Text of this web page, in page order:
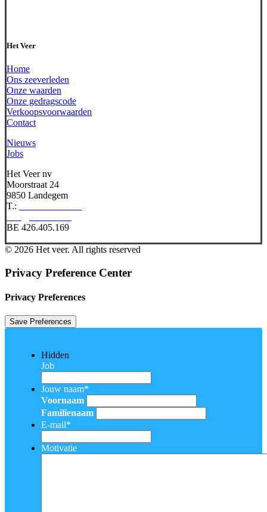
Het Veer
Home
Ons zeeverleden
Onze waarden
Onze gedragscode
Verkoopsvoorwaarden
Contact
Nieuws
Jobs
Het Veer nv
Moorstraat 24
9850 Landegem
T.:
BE 426.405.169
© 2026 Het veer. All rights reserved
Privacy Preference Center
Privacy Preferences
Hidden
Job
Jouw naam*
Voornaam
Familienaam
E-mail*
Motivatie